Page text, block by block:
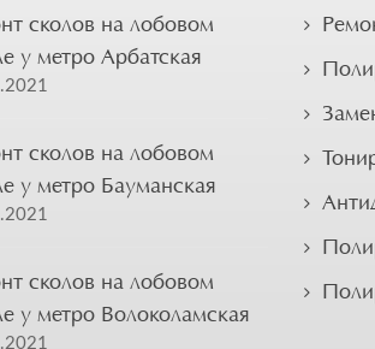
сколов на лобовом
у метро Арбатская
сколов на лобовом
у метро Бауманская
сколов на лобовом
у метро Волоколамская